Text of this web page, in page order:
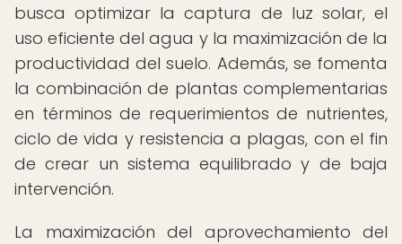
busca optimizar la captura de luz solar, el
uso eficiente del agua y la maximización de la
productividad del suelo. Además, se fomenta
la combinación de plantas complementarias
en términos de requerimientos de nutrientes,
ciclo de vida y resistencia a plagas, con el fin
de crear un sistema equilibrado y de baja
intervención.
La maximización del aprovechamiento del